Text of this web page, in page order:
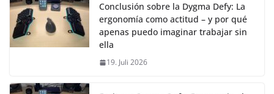
Conclusión sobre la Dygma Defy: La
ergonomía como actitud – y por qué
apenas puedo imaginar trabajar sin
ella
19. Juli 2026